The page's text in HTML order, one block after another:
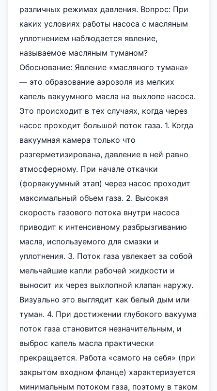
различных режимах давления. Вопрос: При
каких условиях работы насоса с масляным
уплотнением наблюдается явление,
называемое масляным туманом?
Обоснование: Явление «масляного тумана»
— это образование аэрозоля из мелких
капель вакуумного масла на выхлопе насоса.
Это происходит в тех случаях, когда через
насос проходит большой поток газа. 1. Когда
вакуумная камера только что
разгерметизирована, давление в ней равно
атмосферному. При начале откачки
(форвакуумный этап) через насос проходит
максимальный объем газа. 2. Высокая
скорость газового потока внутри насоса
приводит к интенсивному разбрызгиванию
масла, используемого для смазки и
уплотнения. 3. Поток газа увлекает за собой
мельчайшие капли рабочей жидкости и
выносит их через выхлопной клапан наружу.
Визуально это выглядит как белый дым или
туман. 4. При достижении глубокого вакуума
поток газа становится незначительным, и
выброс капель масла практически
прекращается. Работа «самого на себя» (при
закрытом входном фланце) характеризуется
минимальным потоком газа, поэтому в таком